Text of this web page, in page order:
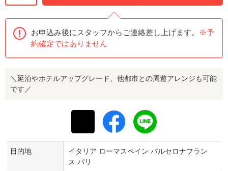
お申込み後にスタッフからご連絡差し上げます。
※予
約確定ではありません
＼延泊やホテルアップグレード、他都市との周遊アレンジも可能
です／
目的地
イタリア ローマスペイン バルセロナフラン
ス パリ